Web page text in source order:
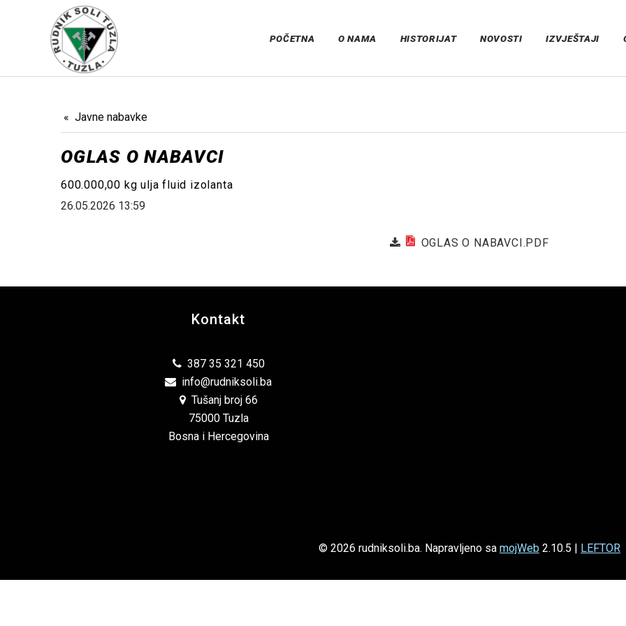
POČETNA O NAMA HISTORIJAT NOVOSTI IZVJEŠTAJI
Javne nabavke
OGLAS O NABAVCI
600.000,00 kg ulja fluid izolanta
26.05.2026 13:59
OGLAS O NABAVCI.PDF
Kontakt
387 35 321 450
info@rudniksoli.ba
Tušanj broj 66
75000 Tuzla
Bosna i Hercegovina
© 2026 rudniksoli.ba. Napravljeno sa mojWeb 2.10.5 | LEFTOR